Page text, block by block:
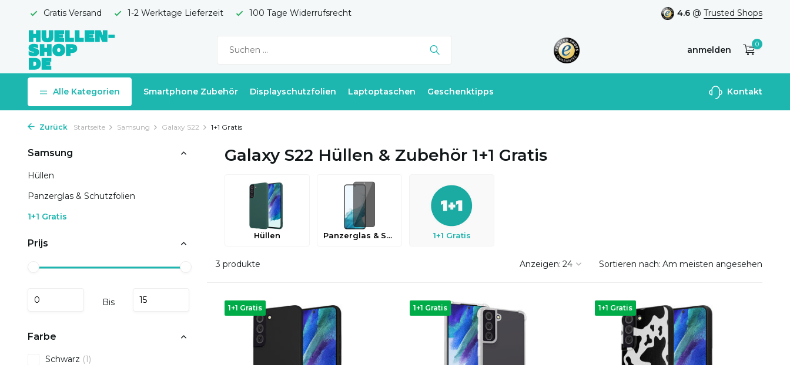
Gratis Versand 1-2 Werktage Lieferzeit 100 Tage Widerrufsrecht 4.6 @ Trusted Shops
anmelden
Benutzerkonto
0
Alle Kategorien Smartphone Zubehör Displayschutzfolien Laptoptaschen Geschenktipps Kontakt
Zurück Startseite Samsung Galaxy S22 1+1 Gratis
Samsung
Hüllen
Panzerglas & Schutzfolien
1+1 Gratis
Prijs
Bis
Farbe
Schwarz (1)
Galaxy S22 Hüllen & Zubehör 1+1 Gratis
Hüllen Panzerglas & Schutzfolien 1+1 Gratis
3 produkte Anzeigen: Sortieren nach:
1+1 Gratis 1+1 Gratis 1+1 Gratis